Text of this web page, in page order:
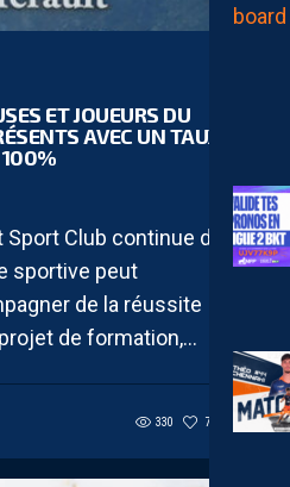
ET JOUEURS DU
AVEC UN TAUX DE
100%
Club continue de
sportive peut
de la réussite
de formation,...
330 78 2